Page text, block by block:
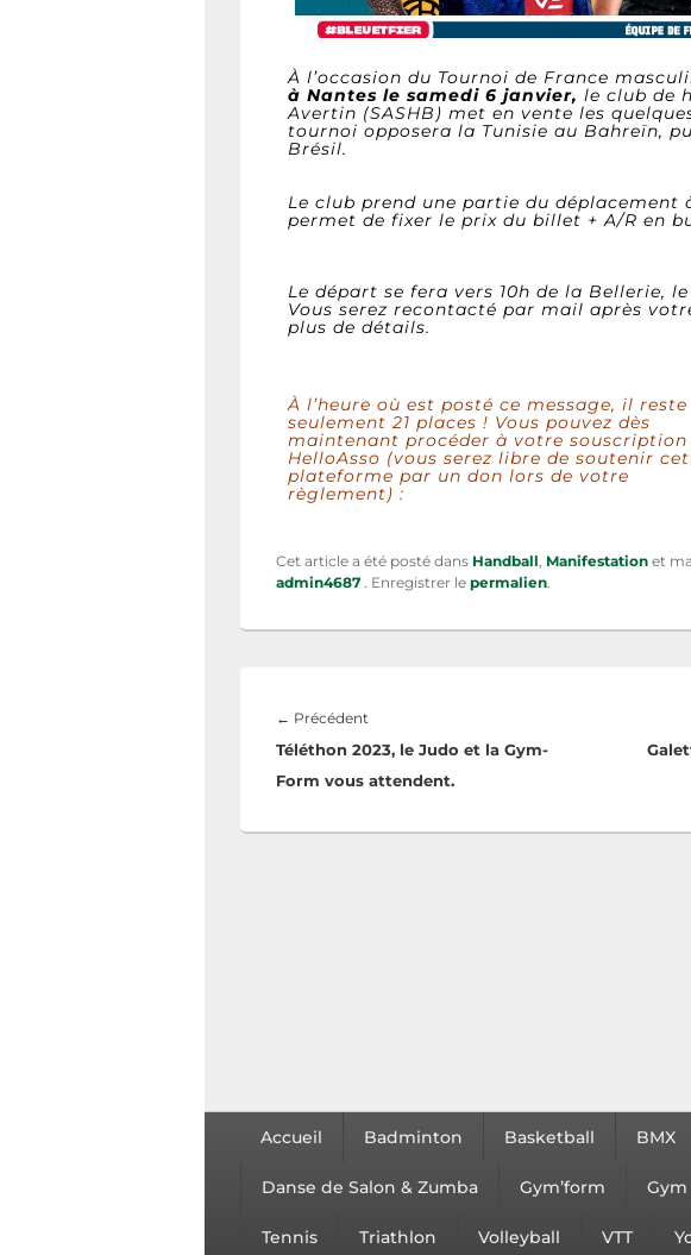
À l’occasion du Tournoi de France
à Nantes le samedi 6 janvier, le club de
Avertin (SASHB) met en vente les
tournoi opposera la Tunisie au Bahreïn,
Brésil.
Le club prend une partie du déplacement
permet de fixer le prix du billet + A/R en
Le départ se fera vers 10h de la Bellerie,
Vous serez recontacté par mail après
plus de détails.
À l’heure où est posté ce message, il reste
seulement 21 places ! Vous pouvez dès
maintenant procéder à votre souscription
HelloAsso (vous serez libre de soutenir
plateforme par un don lors de votre
règlement) :
Cet article a été posté dans Handball Manifestation et
admin4687 . Enregistrer le permalien
← Précédent
Téléthon 2023, le Judo et la Gym-
Form vous attendent.
Accueil Badminton Basketball BMX
Danse de Salon & Zumba Gym’form Gym
Tennis Triathlon Volleyball VTT